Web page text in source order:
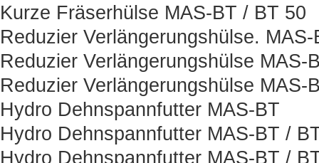
Kurze Fräserhülse MAS-BT / BT 50
Reduzier Verlängerungshülse. MAS-
Reduzier Verlängerungshülse MAS-
Reduzier Verlängerungshülse MAS-
Hydro Dehnspannfutter MAS-BT
Hydro Dehnspannfutter MAS-BT /
Hydro Dehnspannfutter MAS-BT /